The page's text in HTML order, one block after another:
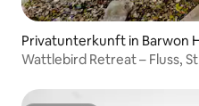
Privatunterkunft in Barwon
Wattlebird Retreat – Fluss,